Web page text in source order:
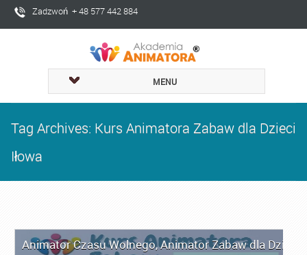
Zadzwoń + 48 577 442 884
MENU
Tag Archives: Kurs Animatora Zabaw dla Dzieci
Iłowa
Animator Czasu Wolnego,Animator Zabaw dla Dzieci